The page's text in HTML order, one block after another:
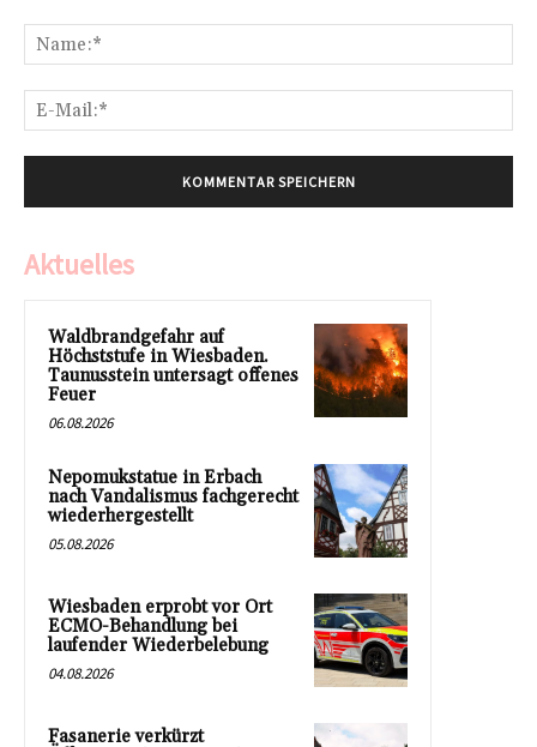
Aktuelles
Waldbrandgefahr auf
Höchststufe in Wiesbaden.
Taunusstein untersagt offenes
Feuer
06.08.2026
Nepomukstatue in Erbach
nach Vandalismus fachgerecht
wiederhergestellt
05.08.2026
Wiesbaden erprobt vor Ort
ECMO-Behandlung bei
laufender Wiederbelebung
04.08.2026
Fasanerie verkürzt